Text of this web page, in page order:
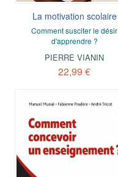
La motivation scolaire
Comment susciter le désir
d'apprendre ?
PIERRE VIANIN
22,99 €